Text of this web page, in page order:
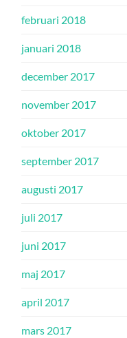
februari 2018
januari 2018
december 2017
november 2017
oktober 2017
september 2017
augusti 2017
juli 2017
juni 2017
maj 2017
april 2017
mars 2017